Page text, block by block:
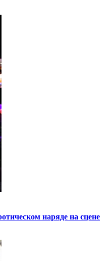
наряде на сцене